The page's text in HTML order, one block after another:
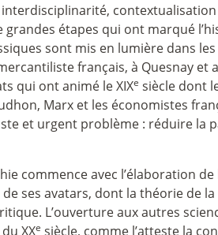
étapes qui ont marqué
sont mis en lumière dans
français, à Quesnay et
qui ont animé le XIXe siècle dont
Marx et les économistes
et urgent problème : réduire la
commence avec l’élaboration
ses avatars, dont la théorie de la
L’ouverture aux autres
XXe siècle, comme l’atteste la